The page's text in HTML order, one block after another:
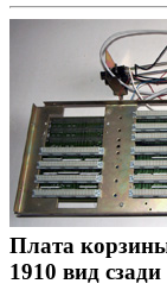
Плата
1910 вид сзади